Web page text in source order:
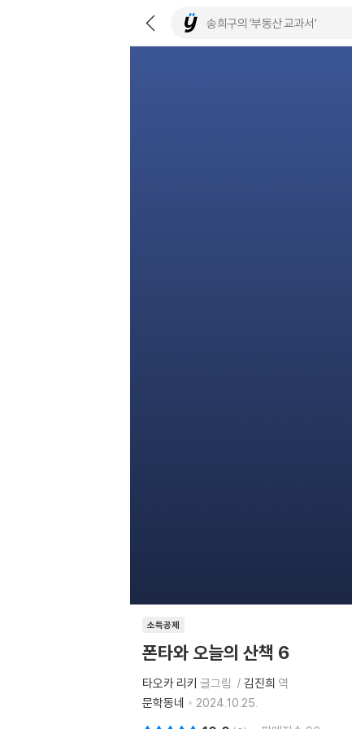
소득공제
폰타와 오늘의 산책 6
타오카 리키 글그림 김진희 역
문학동네
2024.10.25.